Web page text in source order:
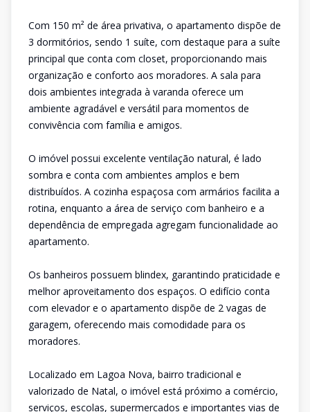
Com 150 m² de área privativa, o apartamento dispõe de
3 dormitórios, sendo 1 suíte, com destaque para a suíte
principal que conta com closet, proporcionando mais
organização e conforto aos moradores. A sala para
dois ambientes integrada à varanda oferece um
ambiente agradável e versátil para momentos de
convivência com família e amigos.
O imóvel possui excelente ventilação natural, é lado
sombra e conta com ambientes amplos e bem
distribuídos. A cozinha espaçosa com armários facilita a
rotina, enquanto a área de serviço com banheiro e a
dependência de empregada agregam funcionalidade ao
apartamento.
Os banheiros possuem blindex, garantindo praticidade e
melhor aproveitamento dos espaços. O edifício conta
com elevador e o apartamento dispõe de 2 vagas de
garagem, oferecendo mais comodidade para os
moradores.
Localizado em Lagoa Nova, bairro tradicional e
valorizado de Natal, o imóvel está próximo a comércio,
serviços, escolas, supermercados e importantes vias de